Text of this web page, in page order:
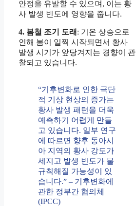
안정을 유발할 수 있으며, 이는 황
사 발생 빈도에 영향을 줍니다.
4. 봄철 조기 도래 : 기온 상승으로
인해 봄이 일찍 시작되면서 황사
발생 시기가 앞당겨지는 경향이 관
찰되고 있습니다.
“기후변화로 인한 극단
적 기상 현상의 증가는
황사 발생 패턴을 더욱
예측하기 어렵게 만들
고 있습니다. 일부 연구
에 따르면 향후 동아시
아 지역의 황사 강도가
세지고 발생 빈도가 불
규칙해질 가능성이 있
습니다.” – 기후변화에
관한 정부간 협의체
(IPCC)